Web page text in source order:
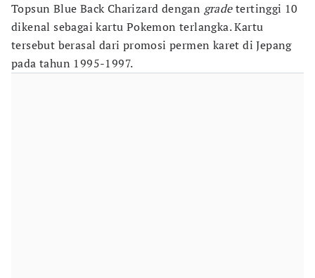
Topsun Blue Back Charizard dengan gradetertinggi 10
dikenal sebagai kartu Pokemon terlangka. Kartu
tersebut berasal dari promosi permen karet di Jepang
pada tahun 1995-1997.